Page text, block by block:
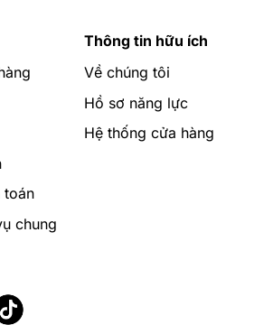
toán
chung
Thông tin hữu ích
Về chúng tôi
Hồ sơ năng lực
Hệ thống cửa hàng